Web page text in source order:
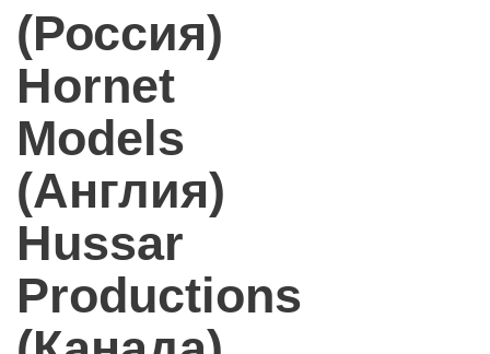
(Россия)
Hornet
Models
(Англия)
Hussar
Productions